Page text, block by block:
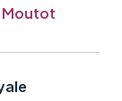
Moutot